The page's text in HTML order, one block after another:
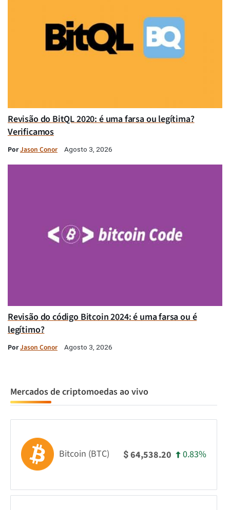
Revisão do BitQL 2020: é uma farsa ou legítima?
Verificamos
PorJason Conor Agosto 3, 2026
Revisão do código Bitcoin 2024: é uma farsa ou é
legítimo?
PorJason Conor Agosto 3, 2026
Mercados de criptomoedas ao vivo
Bitcoin (BTC) $64,538.20 0.83%